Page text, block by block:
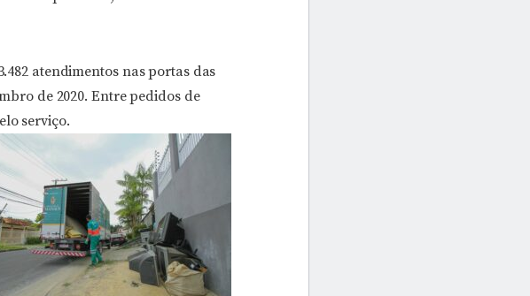
atendimentos nas portas das
de 2020. Entre pedidos de
serviço.